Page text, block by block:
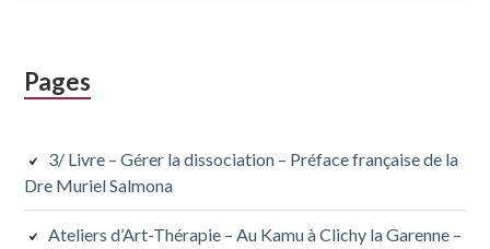
Pages
3/ Livre – Gérer la dissociation – Préface française de la
Dre Muriel Salmona
Ateliers d’Art-Thérapie – Au Kamu à Clichy la Garenne –